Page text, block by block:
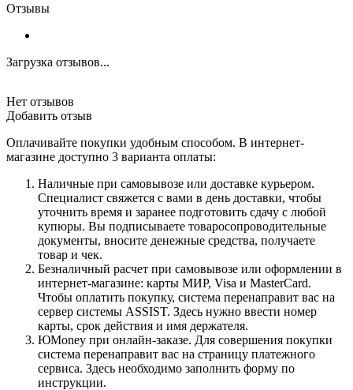
Отзывы
Загрузка отзывов...
Нет отзывов
Добавить отзыв
Оплачивайте покупки удобным способом. В интернет-
магазине доступно 3 варианта оплаты:
Наличные при самовывозе или доставке курьером.
Специалист свяжется с вами в день доставки, чтобы
уточнить время и заранее подготовить сдачу с любой
купюры. Вы подписываете товаросопроводительные
документы, вносите денежные средства, получаете
товар и чек.
Безналичный расчет при самовывозе или оформлении в
интернет-магазине: карты МИР, Visa и MasterCard.
Чтобы оплатить покупку, система перенаправит вас на
сервер системы ASSIST. Здесь нужно ввести номер
карты, срок действия и имя держателя.
ЮMoney при онлайн-заказе. Для совершения покупки
система перенаправит вас на страницу платежного
сервиса. Здесь необходимо заполнить форму по
инструкции.